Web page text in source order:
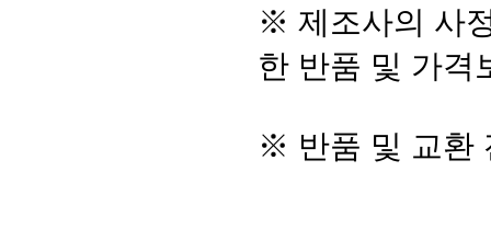
※ 제조사의 사
한 반품 및 가격
※ 반품 및 교환